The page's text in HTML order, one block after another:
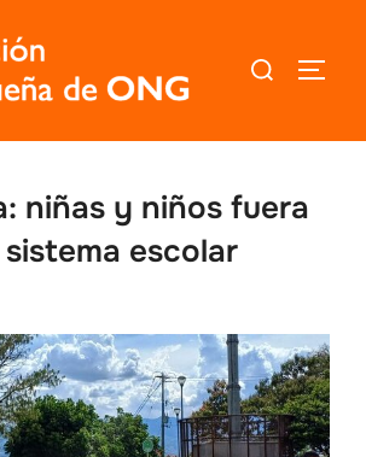
Buscar:
niñas y niños fuera
escolar